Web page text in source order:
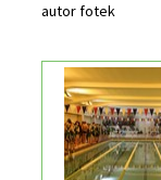
autor fotek